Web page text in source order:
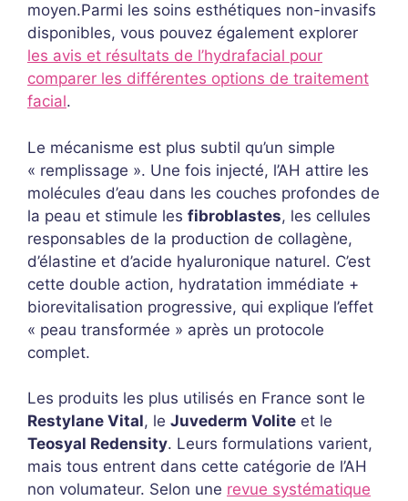
moyen.Parmi les soins esthétiques non-invasifs
disponibles, vous pouvez également explorer
les avis et résultats de l’hydrafacial pour
comparer les différentes options de traitement
facial.
Le mécanisme est plus subtil qu’un simple
« remplissage ». Une fois injecté, l’AH attire les
molécules d’eau dans les couches profondes de
la peau et stimule les fibroblastes, les cellules
responsables de la production de collagène,
d’élastine et d’acide hyaluronique naturel. C’est
cette double action, hydratation immédiate +
biorevitalisation progressive, qui explique l’effet
« peau transformée » après un protocole
complet.
Les produits les plus utilisés en France sont le
Restylane Vital, le Juvederm Volite et le
Teosyal Redensity. Leurs formulations varient,
mais tous entrent dans cette catégorie de l’AH
non volumateur. Selon une revue systématique